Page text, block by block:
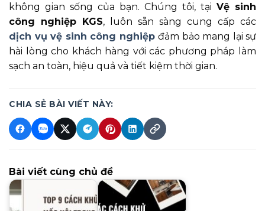
không gian sống của bạn. Chúng tôi, tại Vệ sinh
công nghiệp KGS, luôn sẵn sàng cung cấp các
dịch vụ vệ sinh công nghiệp đảm bảo mang lại sự
hài lòng cho khách hàng với các phương pháp làm
sạch an toàn, hiệu quả và tiết kiệm thời gian.
CHIA SẺ BÀI VIẾT NÀY:
Bài viết cùng chủ đề